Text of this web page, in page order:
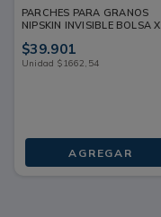
PARCHES PARA GRANOS
NIPSKIN INVISIBLE BOLSA X
$39.901
Unidad $1662, 54
AGREGAR